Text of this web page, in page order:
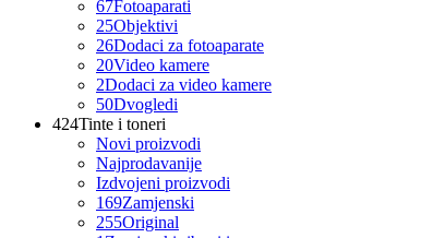
67Fotoaparati
25Objektivi
26Dodaci za fotoaparate
20Video kamere
2Dodaci za video kamere
50Dvogledi
424Tinte i toneri
Novi proizvodi
Najprodavanije
Izdvojeni proizvodi
169Zamjenski
255Original